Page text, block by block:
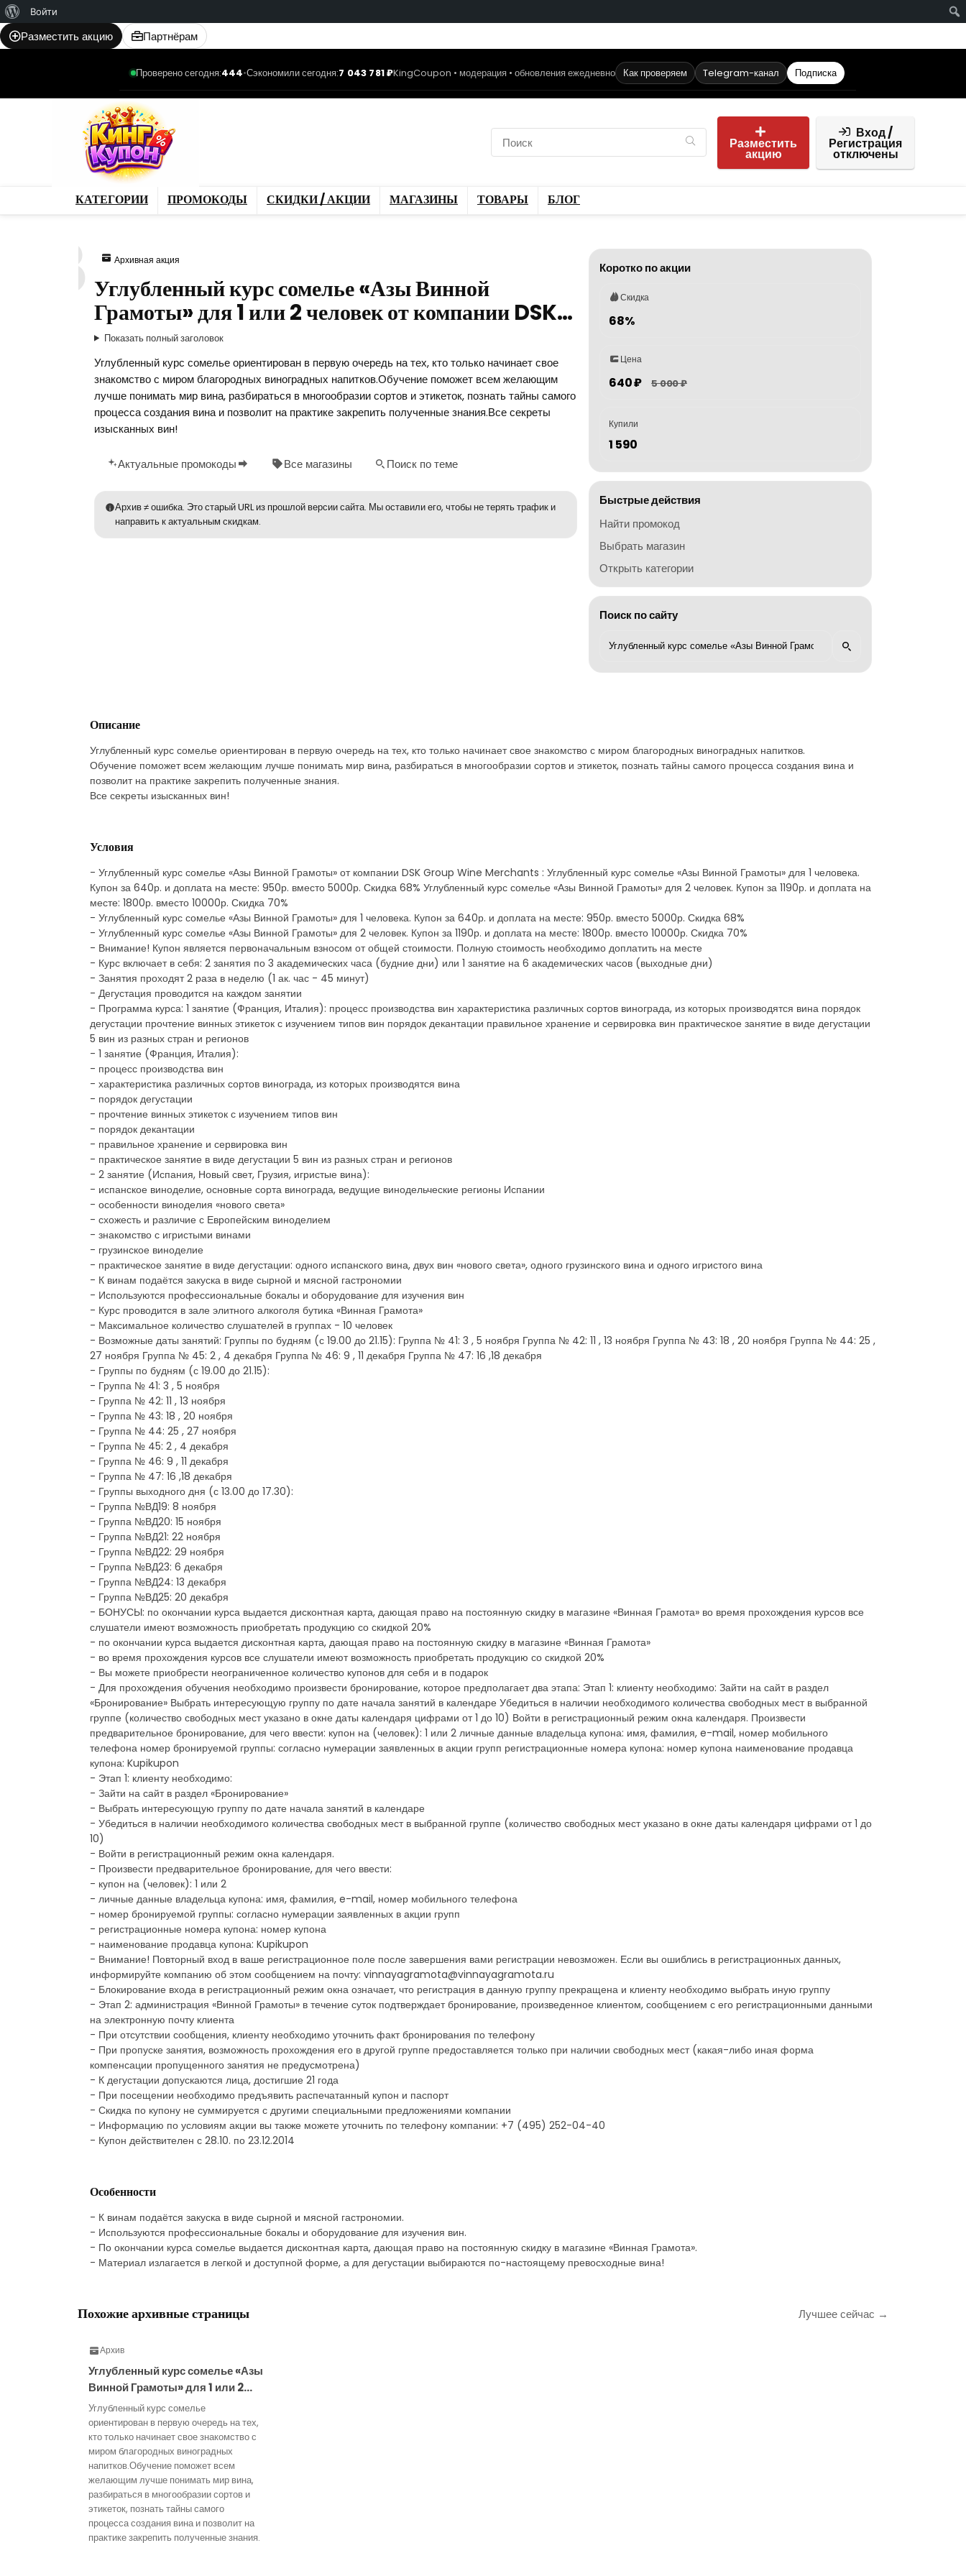
WordPress
Войти
Разместить акцию Партнёрам
Проверено сегодня:444•Сэкономили сегодня:7 043 781 ₽KingCoupon • модерация • обновления ежедневно Как проверяем Telegram-канал Подписка
Разместить
акцию
Вход /
Регистрация
отключены
КАТЕГОРИИ ПРОМОКОДЫ СКИДКИ / АКЦИИ МАГАЗИНЫ ТОВАРЫ БЛОГ
Архивная акция
Углубленный курс сомелье «Азы Винной
Грамоты» для 1 или 2 человек от компании DSK…
Показать полный заголовок
Углубленный курс сомелье ориентирован в первую очередь на тех, кто только начинает свое
знакомство с миром благородных виноградных напитков.Обучение поможет всем желающим
лучше понимать мир вина, разбираться в многообразии сортов и этикеток, познать тайны самого
процесса создания вина и позволит на практике закрепить полученные знания.Все секреты
изысканных вин!
Актуальные промокоды Все магазины Поиск по теме
Архив ≠ ошибка. Это старый URL из прошлой версии сайта. Мы оставили его, чтобы не терять трафик и
направить к актуальным скидкам.
Коротко по акции
Скидка
68%
Цена
640 ₽ 5 000 ₽
Купили
1 590
Быстрые действия
Найти промокод
Выбрать магазин
Открыть категории
Поиск по сайту
Описание
Углубленный курс сомелье ориентирован в первую очередь на тех, кто только начинает свое знакомство с миром благородных виноградных напитков.
Обучение поможет всем желающим лучше понимать мир вина, разбираться в многообразии сортов и этикеток, познать тайны самого процесса создания вина и
позволит на практике закрепить полученные знания.
Все секреты изысканных вин!
Условия
- Углубленный курс сомелье «Азы Винной Грамоты» от компании DSK Group Wine Merchants : Углубленный курс сомелье «Азы Винной Грамоты» для 1 человека.
Купон за 640р. и доплата на месте: 950р. вместо 5000р. Скидка 68% Углубленный курс сомелье «Азы Винной Грамоты» для 2 человек. Купон за 1190р. и доплата на
месте: 1800р. вместо 10000р. Скидка 70%
- Углубленный курс сомелье «Азы Винной Грамоты» для 1 человека. Купон за 640р. и доплата на месте: 950р. вместо 5000р. Скидка 68%
- Углубленный курс сомелье «Азы Винной Грамоты» для 2 человек. Купон за 1190р. и доплата на месте: 1800р. вместо 10000р. Скидка 70%
- Внимание! Купон является первоначальным взносом от общей стоимости. Полную стоимость необходимо доплатить на месте
- Курс включает в себя: 2 занятия по 3 академических часа (будние дни) или 1 занятие на 6 академических часов (выходные дни)
- Занятия проходят 2 раза в неделю (1 ак. час - 45 минут)
- Дегустация проводится на каждом занятии
- Программа курса: 1 занятие (Франция, Италия): процесс производства вин характеристика различных сортов винограда, из которых производятся вина порядок
дегустации прочтение винных этикеток с изучением типов вин порядок декантации правильное хранение и сервировка вин практическое занятие в виде дегустации
5 вин из разных стран и регионов
- 1 занятие (Франция, Италия):
- процесс производства вин
- характеристика различных сортов винограда, из которых производятся вина
- порядок дегустации
- прочтение винных этикеток с изучением типов вин
- порядок декантации
- правильное хранение и сервировка вин
- практическое занятие в виде дегустации 5 вин из разных стран и регионов
- 2 занятие (Испания, Новый свет, Грузия, игристые вина):
- испанское виноделие, основные сорта винограда, ведущие винодельческие регионы Испании
- особенности виноделия «нового света»
- схожесть и различие с Европейским виноделием
- знакомство с игристыми винами
- грузинское виноделие
- практическое занятие в виде дегустации: одного испанского вина, двух вин «нового света», одного грузинского вина и одного игристого вина
- К винам подаётся закуска в виде сырной и мясной гастрономии
- Используются профессиональные бокалы и оборудование для изучения вин
- Курс проводится в зале элитного алкоголя бутика «Винная Грамота»
- Максимальное количество слушателей в группах - 10 человек
- Возможные даты занятий: Группы по будням (с 19.00 до 21.15): Группа № 41: 3 , 5 ноября Группа № 42: 11 , 13 ноября Группа № 43: 18 , 20 ноября Группа № 44: 25 ,
27 ноября Группа № 45: 2 , 4 декабря Группа № 46: 9 , 11 декабря Группа № 47: 16 ,18 декабря
- Группы по будням (с 19.00 до 21.15):
- Группа № 41: 3 , 5 ноября
- Группа № 42: 11 , 13 ноября
- Группа № 43: 18 , 20 ноября
- Группа № 44: 25 , 27 ноября
- Группа № 45: 2 , 4 декабря
- Группа № 46: 9 , 11 декабря
- Группа № 47: 16 ,18 декабря
- Группы выходного дня (с 13.00 до 17.30):
- Группа №ВД19: 8 ноября
- Группа №ВД20: 15 ноября
- Группа №ВД21: 22 ноября
- Группа №ВД22: 29 ноября
- Группа №ВД23: 6 декабря
- Группа №ВД24: 13 декабря
- Группа №ВД25: 20 декабря
- БОНУСЫ: по окончании курса выдается дисконтная карта, дающая право на постоянную скидку в магазине «Винная Грамота» во время прохождения курсов все
слушатели имеют возможность приобретать продукцию со скидкой 20%
- по окончании курса выдается дисконтная карта, дающая право на постоянную скидку в магазине «Винная Грамота»
- во время прохождения курсов все слушатели имеют возможность приобретать продукцию со скидкой 20%
- Вы можете приобрести неограниченное количество купонов для себя и в подарок
- Для прохождения обучения необходимо произвести бронирование, которое предполагает два этапа: Этап 1: клиенту необходимо: Зайти на сайт в раздел
«Бронирование» Выбрать интересующую группу по дате начала занятий в календаре Убедиться в наличии необходимого количества свободных мест в выбранной
группе (количество свободных мест указано в окне даты календаря цифрами от 1 до 10) Войти в регистрационный режим окна календаря. Произвести
предварительное бронирование, для чего ввести: купон на (человек): 1 или 2 личные данные владельца купона: имя, фамилия, e-mail, номер мобильного
телефона номер бронируемой группы: согласно нумерации заявленных в акции групп регистрационные номера купона: номер купона наименование продавца
купона: Kupikupon
- Этап 1: клиенту необходимо:
- Зайти на сайт в раздел «Бронирование»
- Выбрать интересующую группу по дате начала занятий в календаре
- Убедиться в наличии необходимого количества свободных мест в выбранной группе (количество свободных мест указано в окне даты календаря цифрами от 1 до
10)
- Войти в регистрационный режим окна календаря.
- Произвести предварительное бронирование, для чего ввести:
- купон на (человек): 1 или 2
- личные данные владельца купона: имя, фамилия, e-mail, номер мобильного телефона
- номер бронируемой группы: согласно нумерации заявленных в акции групп
- регистрационные номера купона: номер купона
- наименование продавца купона: Kupikupon
- Внимание! Повторный вход в ваше регистрационное поле после завершения вами регистрации невозможен. Если вы ошиблись в регистрационных данных,
информируйте компанию об этом сообщением на почту: vinnayagramota@vinnayagramota.ru
- Блокирование входа в регистрационный режим окна означает, что регистрация в данную группу прекращена и клиенту необходимо выбрать иную группу
- Этап 2: администрация «Винной Грамоты» в течение суток подтверждает бронирование, произведенное клиентом, сообщением с его регистрационными данными
на электронную почту клиента
- При отсутствии сообщения, клиенту необходимо уточнить факт бронирования по телефону
- При пропуске занятия, возможность прохождения его в другой группе предоставляется только при наличии свободных мест (какая-либо иная форма
компенсации пропущенного занятия не предусмотрена)
- К дегустации допускаются лица, достигшие 21 года
- При посещении необходимо предъявить распечатанный купон и паспорт
- Скидка по купону не суммируется с другими специальными предложениями компании
- Информацию по условиям акции вы также можете уточнить по телефону компании: +7 (495) 252-04-40
- Купон действителен с 28.10. по 23.12.2014
Особенности
- К винам подаётся закуска в виде сырной и мясной гастрономии.
- Используются профессиональные бокалы и оборудование для изучения вин.
- По окончании курса сомелье выдается дисконтная карта, дающая право на постоянную скидку в магазине «Винная Грамота».
- Материал излагается в легкой и доступной форме, а для дегустации выбираются по-настоящему превосходные вина!
Похожие архивные страницы Лучшее сейчас →
Архив
Углубленный курс сомелье «Азы
Винной Грамоты» для 1 или 2…
Углубленный курс сомелье
ориентирован в первую очередь на тех,
кто только начинает свое знакомство с
миром благородных виноградных
напитков.Обучение поможет всем
желающим лучше понимать мир вина,
разбираться в многообразии сортов и
этикеток, познать тайны самого
процесса создания вина и позволит на
практике закрепить полученные знания.